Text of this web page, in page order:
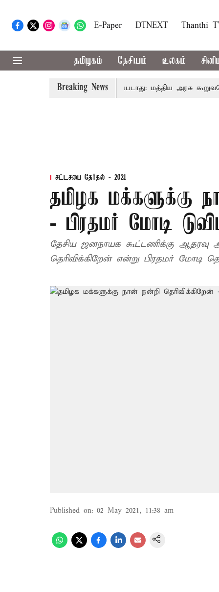
E-Paper DTNEXT Thanthi
தமிழகம் தேசியம் உலகம்
Breaking News
கட்டணம் வசூலிக்கப்படாது: மத்திய அரசு
சட்டசபை தேர்தல் - 2021
தமிழக மக்களுக்கு
- பிரதமர் மோடி
தேசிய ஜனநாயக கூட்டணிக்கு ஆதரவு
தெரிவிக்கிறேன் என்று பிரதமர் மோடி
Published on: 02 May 2021, 11:38 am